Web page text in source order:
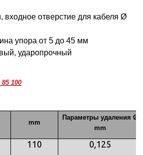
отверстие для кабеля Ø
упора от 5 до 45 мм
ударопрочный
100
mm
Параметры удаления Ø
mm
110 0,125